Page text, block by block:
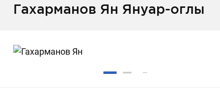
Гахарманов Ян Януар-оглы